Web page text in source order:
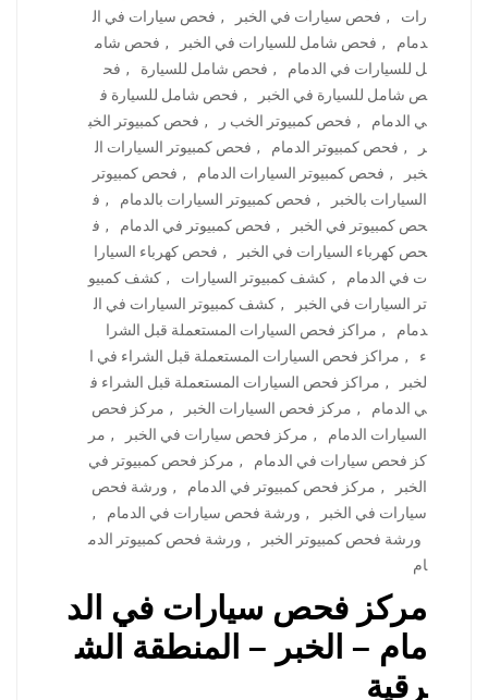
رات
, فحص سيارات في الخبر , فحص سيارات في ال
دمام
, فحص شامل للسيارات في الخبر , فحص شام
ل للسيارات في الدمام
, فحص شامل للسيارة , فح
ص شامل للسيارة في الخبر
, فحص شامل للسيارة ف
ي الدمام
, فحص كمبيوتر الخب ر , فحص كمبيوتر الخب
ر
, فحص كمبيوتر الدمام , فحص كمبيوتر السيارات ال
خبر
, فحص كمبيوتر السيارات الدمام , فحص كمبيوتر
السيارات بالخبر
, فحص كمبيوتر السيارات بالدمام , ف
حص كمبيوتر في الخبر
, فحص كمبيوتر في الدمام , ف
حص كهرباء السيارات في الخبر
, فحص كهرباء السيارا
ت في الدمام
, كشف كمبيوتر السيارات , كشف كمبيو
تر السيارات في الخبر
, كشف كمبيوتر السيارات في ال
دمام
, مراكز فحص السيارات المستعملة قبل الشرا
ء
, مراكز فحص السيارات المستعملة قبل الشراء في ا
لخبر
, مراكز فحص السيارات المستعملة قبل الشراء ف
ي الدمام
, مركز فحص السيارات الخبر , مركز فحص
السيارات الدمام
, مركز فحص سيارات في الخبر , مر
كز فحص سيارات في الدمام
, مركز فحص كمبيوتر في
الخبر
, مركز فحص كمبيوتر في الدمام , ورشة فحص
سيارات في الخبر
, ورشة فحص سيارات في الدمام
,
ورشة فحص كمبيوتر الخبر
, ورشة فحص كمبيوتر الدم
ام
مركز فحص سيارات في الد
مام – الخبر – المنطقة الش
رقية